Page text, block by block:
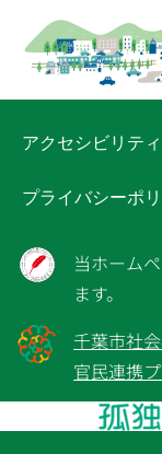
アクセシビリテ
プライバシーポ
当ホーム
ます。
千葉市社
官民連携